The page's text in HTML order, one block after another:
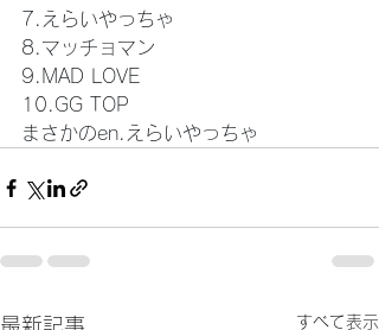
7.えらいやっちゃ
8.マッチョマン
9.MAD LOVE
10.GG TOP
まさかのen.えらいやっちゃ
最新記事 すべて表示